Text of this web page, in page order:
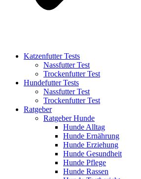
Katzenfutter Tests
Nassfutter Test
Trockenfutter Test
Hundefutter Tests
Nassfutter Test
Trockenfutter Test
Ratgeber
Ratgeber Hunde
Hunde Alltag
Hunde Ernährung
Hunde Erziehung
Hunde Gesundheit
Hunde Pflege
Hunde Rassen